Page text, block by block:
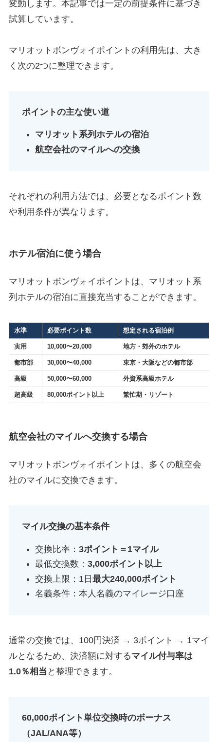
変動します。本記事では一定の前提条件に基づき
試算しています。
マリオットボンヴォイポイントの利用先は、大き
く次の2つに整理できます。
ポイントの主な使い道
マリオット系列ホテルの宿泊
航空会社のマイルへの交換
それぞれの利用方法では、必要となるポイント数
や利用条件が異なります。
ホテル宿泊に使う場合
マリオットボンヴォイポイントは、マリオット系
列ホテルの宿泊に直接充当することができます。
水準 必要ポイント数 想定される宿泊例
実用 10,000〜20,000 地方・郊外のホテル
都市部 30,000〜40,000 東京・大阪などの都市部
高級 50,000〜60,000 外資系高級ホテル
超高級 80,000ポイント以上 繁忙期・リゾート
航空会社のマイルへ交換する場合
マリオットボンヴォイポイントは、多くの航空会
社のマイルに交換できます。
マイル交換の基本条件
交換比率： 3ポイント＝1マイル
最低交換数： 3,000ポイント以上
交換上限：1日最大240,000ポイント
名義条件：本人名義のマイレージ口座
通常の交換では、100円決済 → 3ポイント → 1マイ
ルとなるため、決済額に対するマイル付与率は
1.0％相当 と整理できます。
60,000ポイント単位交換時のボーナス
（JAL/ANA等）